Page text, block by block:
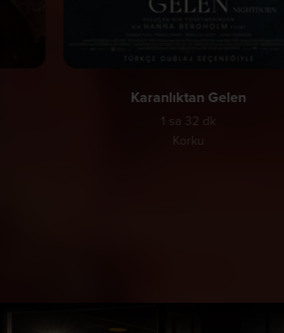
Karanlıktan Gelen
1 sa 32 dk
Korku